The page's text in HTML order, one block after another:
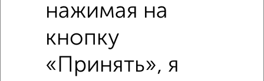
Похожие предложения рядом
2‑комнатные квартиры недалеко от Героя России Эдуарда
нажимая на
кнопку
«Принять», я